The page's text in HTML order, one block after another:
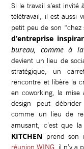
Si le travail s’est
télétravail, il est aussi
petit peu de son “chez
d’entreprise
bureau, comme à
devient un lieu de
stratégique, un
rencontre et libère la
en coworking, la mise
design peut
comme un lieu de
amusant, c’est que la
KITCHEN prend son
réunion WING , il n’y a